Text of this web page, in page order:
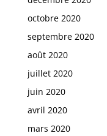
octobre 2020
septembre 2020
août 2020
juillet 2020
juin 2020
avril 2020
mars 2020